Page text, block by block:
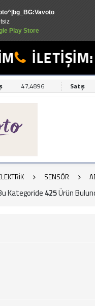
Play Store
İLETİŞİM:
47,4896 Satış
SENSÖR
Kategoride 425Ürün